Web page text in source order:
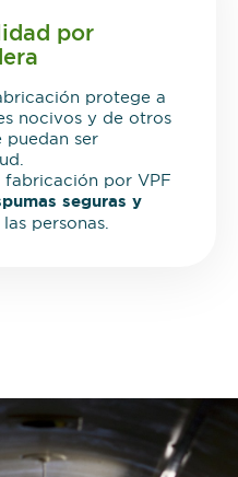
por
protege a
nocivos y de otros
puedan ser
fabricación por VPF
seguras y
personas.